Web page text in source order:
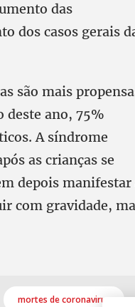
das
dos casos gerais
são mais
deste ano, 75%
A síndrome
as crianças se
depois manifestar
com gravidade,
mortes de coronavirus